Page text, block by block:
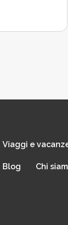
Viaggi e
Blog Chi